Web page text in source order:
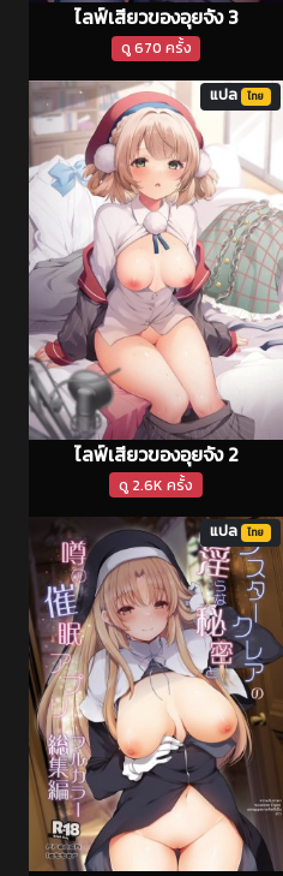
ไลฟ์เสียวของอุยจัง 3
ดู 670 ครั้ง
ไลฟ์เสียวของอุยจัง 2
ดู 2.6K ครั้ง
แปล ไทย
แปล ไทย